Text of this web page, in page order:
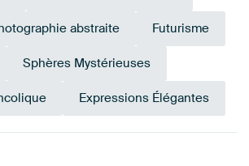
abstraite Futurisme
Sphères Mystérieuses
Expressions Élégantes